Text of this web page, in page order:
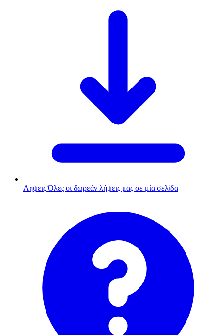
Λήψεις Όλες οι δωρεάν λήψεις μας σε μία σελίδα